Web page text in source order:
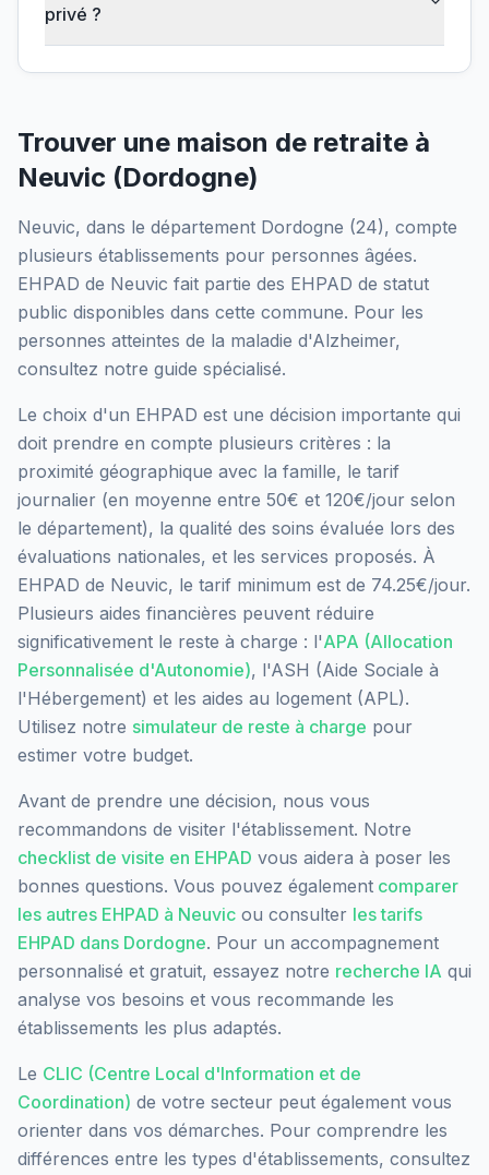
privé ?
Trouver une maison de retraite à
Neuvic (Dordogne)
Neuvic, dans le département Dordogne (24), compte
plusieurs établissements pour personnes âgées.
EHPAD de Neuvic fait partie des EHPAD de statut
public disponibles dans cette commune. Pour les
personnes atteintes de la maladie d'Alzheimer,
consultez notre guide spécialisé.
Le choix d'un EHPAD est une décision importante qui
doit prendre en compte plusieurs critères : la
proximité géographique avec la famille, le tarif
journalier (en moyenne entre 50€ et 120€/jour selon
le département), la qualité des soins évaluée lors des
évaluations nationales, et les services proposés. À
EHPAD de Neuvic, le tarif minimum est de 74.25€/jour.
Plusieurs aides financières peuvent réduire
significativement le reste à charge : l'APA (Allocation
Personnalisée d'Autonomie), l'ASH (Aide Sociale à
l'Hébergement) et les aides au logement (APL).
Utilisez notre simulateur de reste à charge pour
estimer votre budget.
Avant de prendre une décision, nous vous
recommandons de visiter l'établissement. Notre
checklist de visite en EHPAD vous aidera à poser les
bonnes questions. Vous pouvez également comparer
les autres EHPAD à Neuvic ou consulter les tarifs
EHPAD dans Dordogne. Pour un accompagnement
personnalisé et gratuit, essayez notre recherche IA qui
analyse vos besoins et vous recommande les
établissements les plus adaptés.
Le CLIC (Centre Local d'Information et de
Coordination) de votre secteur peut également vous
orienter dans vos démarches. Pour comprendre les
différences entre les types d'établissements, consultez